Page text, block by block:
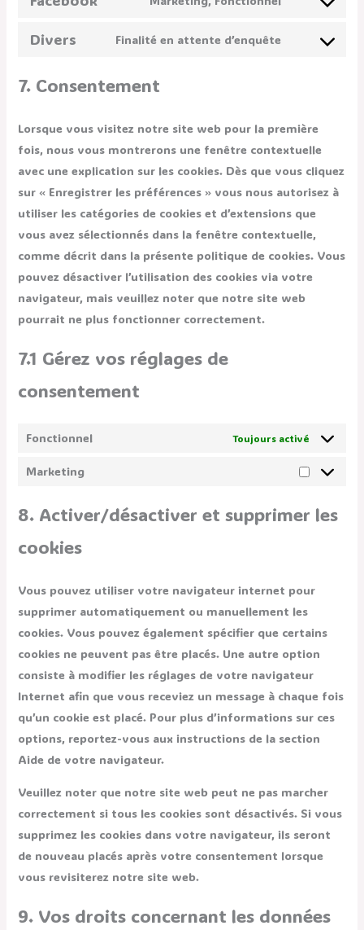
Divers Finalité en attente d’enquête
7. Consentement
Lorsque vous visitez notre site web pour la première
fois, nous vous montrerons une fenêtre contextuelle
avec une explication sur les cookies. Dès que vous cliquez
sur « Enregistrer les préférences » vous nous autorisez à
utiliser les catégories de cookies et d’extensions que
vous avez sélectionnés dans la fenêtre contextuelle,
comme décrit dans la présente politique de cookies. Vous
pouvez désactiver l’utilisation des cookies via votre
navigateur, mais veuillez noter que notre site web
pourrait ne plus fonctionner correctement.
7.1 Gérez vos réglages de
consentement
Fonctionnel Toujours activé
Marketing
8. Activer/désactiver et supprimer les
cookies
Vous pouvez utiliser votre navigateur internet pour
supprimer automatiquement ou manuellement les
cookies. Vous pouvez également spécifier que certains
cookies ne peuvent pas être placés. Une autre option
consiste à modifier les réglages de votre navigateur
Internet afin que vous receviez un message à chaque fois
qu’un cookie est placé. Pour plus d’informations sur ces
options, reportez-vous aux instructions de la section
Aide de votre navigateur.
Veuillez noter que notre site web peut ne pas marcher
correctement si tous les cookies sont désactivés. Si vous
supprimez les cookies dans votre navigateur, ils seront
de nouveau placés après votre consentement lorsque
vous revisiterez notre site web.
9. Vos droits concernant les données